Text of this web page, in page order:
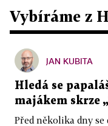
Vybíráme z
JAN KUBITA
Hledá se
majákem skrze
Před několika dny